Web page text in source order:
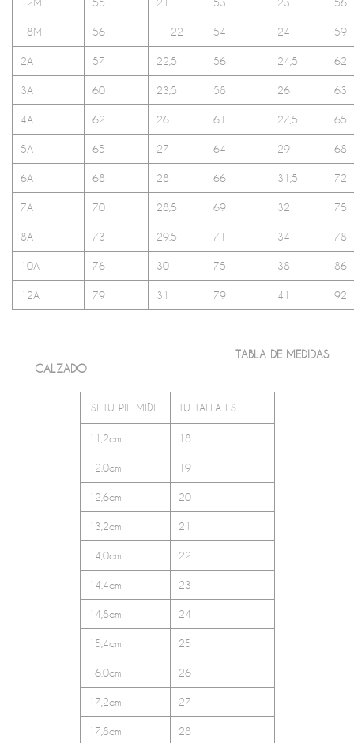
18M 56 22 54 24 59
2A 57 22,5 56 24,5 62
3A 60 23,5 58 26 63
4A 62 26 61 27,5 65
5A 65 27 64 29 68
6A 68 28 66 31,5 72
7A 70 28,5 69 32 75
8A 73 29,5 71 34 78
10A 76 30 75 38 86
12A 79 31 79 41 92
TABLA DE MEDIDAS
CALZADO
SI TU PIE MIDE TU TALLA ES
11,2cm 18
12,0cm 19
12,6cm 20
13,2cm 21
14,0cm 22
14,4cm 23
14,8cm 24
15,4cm 25
16,0cm 26
17,2cm 27
17,8cm 28